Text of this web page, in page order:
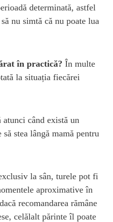
determinată, astfel
nu simtă că nu poate lua
în practică? În multe
la situația fiecărei
când există un
stea lângă mamă pentru
la sân, turele pot fi
aproximative în
recomandarea rămâne
celălalt părinte îl poate